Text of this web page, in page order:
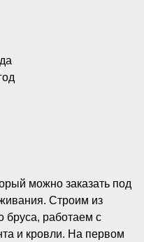
можно заказать под
Строим из
бруса, работаем с
и кровли. На первом